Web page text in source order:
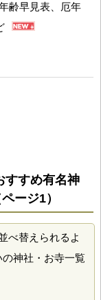
齢早見表、厄年
すすめ有名神
ージ1）
べ替えられるよ
神社・お寺一覧